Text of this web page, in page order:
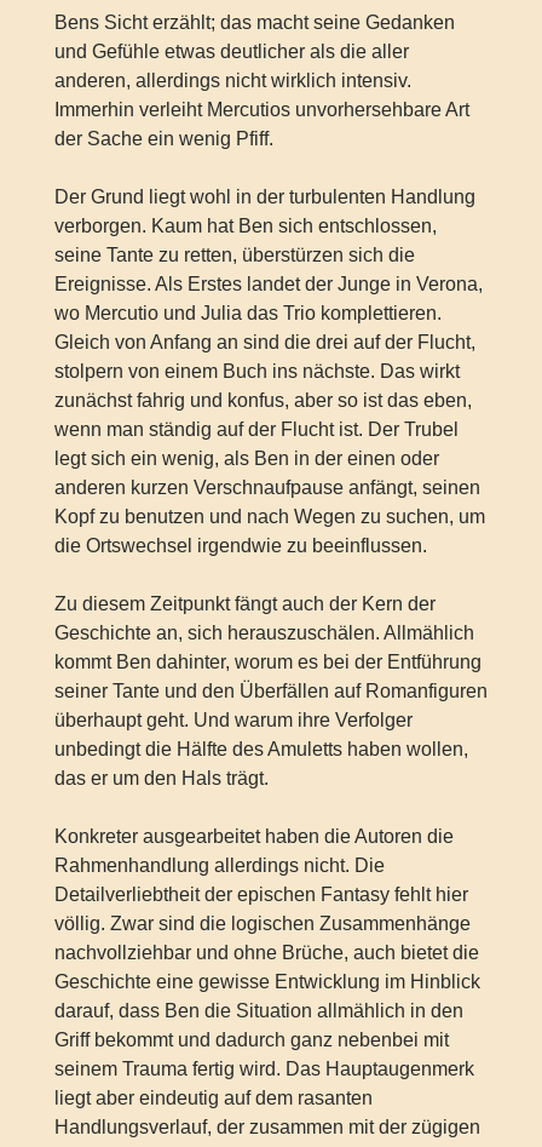
Bens Sicht erzählt; das macht seine Gedanken
und Gefühle etwas deutlicher als die aller
anderen, allerdings nicht wirklich intensiv.
Immerhin verleiht Mercutios unvorhersehbare Art
der Sache ein wenig Pfiff.
Der Grund liegt wohl in der turbulenten Handlung
verborgen. Kaum hat Ben sich entschlossen,
seine Tante zu retten, überstürzen sich die
Ereignisse. Als Erstes landet der Junge in Verona,
wo Mercutio und Julia das Trio komplettieren.
Gleich von Anfang an sind die drei auf der Flucht,
stolpern von einem Buch ins nächste. Das wirkt
zunächst fahrig und konfus, aber so ist das eben,
wenn man ständig auf der Flucht ist. Der Trubel
legt sich ein wenig, als Ben in der einen oder
anderen kurzen Verschnaufpause anfängt, seinen
Kopf zu benutzen und nach Wegen zu suchen, um
die Ortswechsel irgendwie zu beeinflussen.
Zu diesem Zeitpunkt fängt auch der Kern der
Geschichte an, sich herauszuschälen. Allmählich
kommt Ben dahinter, worum es bei der Entführung
seiner Tante und den Überfällen auf Romanfiguren
überhaupt geht. Und warum ihre Verfolger
unbedingt die Hälfte des Amuletts haben wollen,
das er um den Hals trägt.
Konkreter ausgearbeitet haben die Autoren die
Rahmenhandlung allerdings nicht. Die
Detailverliebtheit der epischen Fantasy fehlt hier
völlig. Zwar sind die logischen Zusammenhänge
nachvollziehbar und ohne Brüche, auch bietet die
Geschichte eine gewisse Entwicklung im Hinblick
darauf, dass Ben die Situation allmählich in den
Griff bekommt und dadurch ganz nebenbei mit
seinem Trauma fertig wird. Das Hauptaugenmerk
liegt aber eindeutig auf dem rasanten
Handlungsverlauf, der zusammen mit der zügigen